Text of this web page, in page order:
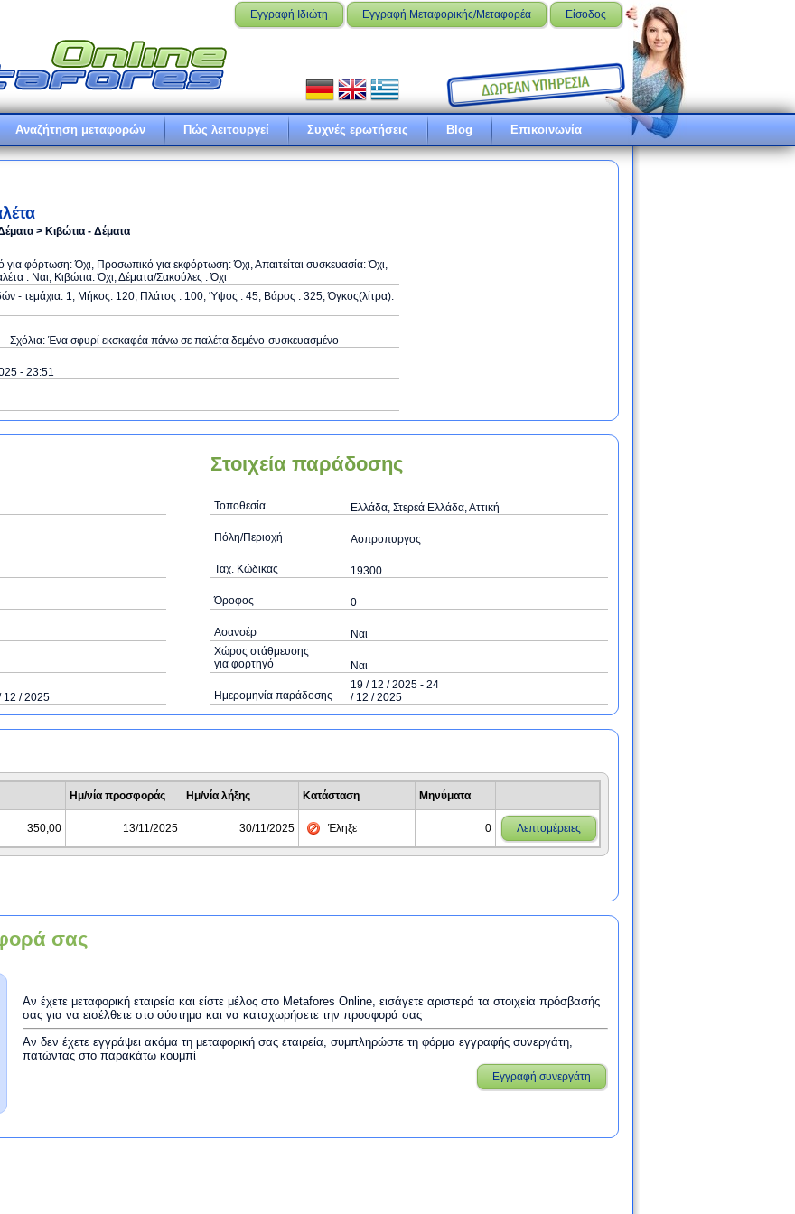
Εγγραφή Ιδιώτη Εγγραφή Μεταφορικής/Μεταφορέα Είσοδος
Αναζήτηση μεταφορών Πώς λειτουργεί Συχνές ερωτήσεις Blog Επικοινωνία
> Κιβώτια - Δέματα
για φόρτωση: Όχι, Προσωπικό για εκφόρτωση: Όχι, Απαιτείται συσκευασία: Όχι,
: Ναι, Κιβώτια: Όχι, Δέματα/Σακούλες : Όχι
- τεμάχια: 1, Μήκος: 120, Πλάτος : 100, Ύψος : 45, Βάρος : 325, Όγκος(λίτρα):
- Σχόλια: Ένα σφυρί εκσκαφέα πάνω σε παλέτα δεμένο-συσκευασμένο
- 23:51
12 / 2025
Στοιχεία παράδοσης
Τοποθεσία Ελλάδα, Στερεά Ελλάδα, Αττική
Πόλη/Περιοχή Ασπροπυργος
Ταχ. Κώδικας 19300
Όροφος 0
Ασανσέρ
Ναι
Χώρος στάθμευσης
για φορτηγό
Ναι
Ημερομηνία παράδοσης
19 / 12 / 2025 - 24
/ 12 / 2025
Ημ/νία προσφοράς Ημ/νία λήξης Κατάσταση Μηνύματα
350,00 13/11/2025 30/11/2025 Έληξε 0 Λεπτομέρειες
σας
Αν έχετε μεταφορική εταιρεία και είστε μέλος στο Metafores Online, εισάγετε αριστερά τα στοιχεία πρόσβασής
σας για να εισέλθετε στο σύστημα και να καταχωρήσετε την προσφορά σας
Αν δεν έχετε εγγράψει ακόμα τη μεταφορική σας εταιρεία, συμπληρώστε τη φόρμα εγγραφής συνεργάτη,
πατώντας στο παρακάτω κουμπί
Εγγραφή συνεργάτη